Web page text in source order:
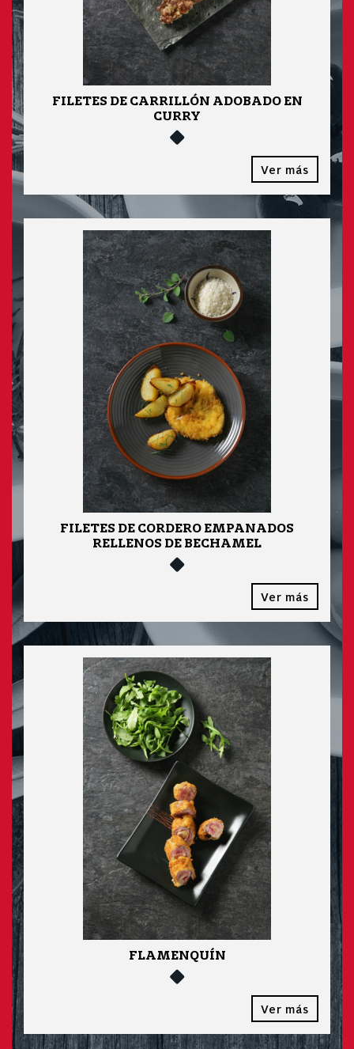
FILETES DE CARRILLÓN ADOBADO EN
CURRY
Ver más
FILETES DE CORDERO EMPANADOS
RELLENOS DE BECHAMEL
Ver más
FLAMENQUÍN
Ver más